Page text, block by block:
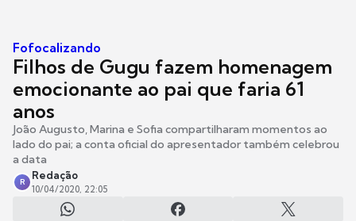
Fofocalizando
Filhos de Gugu fazem homenagem
emocionante ao pai que faria 61
anos
João Augusto, Marina e Sofia compartilharam momentos ao
lado do pai; a conta oficial do apresentador também celebrou
a data
R
Redação
10/04/2020, 22:05